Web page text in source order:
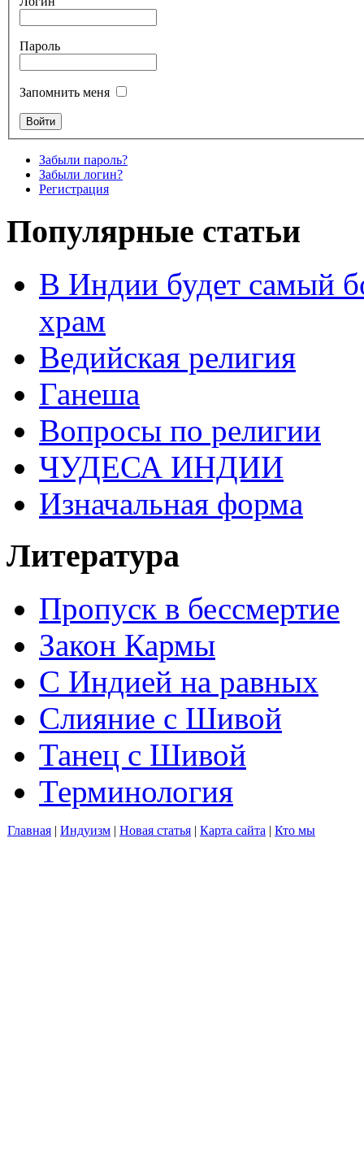
Пароль
Запомнить меня
Забыли пароль?
Забыли логин?
Регистрация
Популярные статьи
В Индии будет самый
храм
Ведийская религия
Ганеша
Вопросы по религии
ЧУДЕСА ИНДИИ
Изначальная форма
Литература
Пропуск в бессмертие
Закон Кармы
С Индией на равных
Слияние с Шивой
Танец с Шивой
Терминология
Главная | Индуизм | Новая статья | Карта сайта | Кто мы